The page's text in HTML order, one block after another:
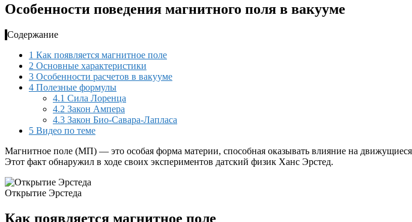
Особенности поведения магнитного поля в вакууме
Содержание
1 Как появляется магнитное поле
2 Основные характеристики
3 Особенности расчетов в вакууме
4 Полезные формулы
4.1 Сила Лоренца
4.2 Закон Ампера
4.3 Закон Био-Савара-Лапласа
5 Видео по теме
Магнитное поле (МП) — это особая форма материи, способная оказывать влияние на
Этот факт обнаружил в ходе своих экспериментов датский физик Ханс Эрстед.
Открытие Эрстеда
Как появляется магнитное поле